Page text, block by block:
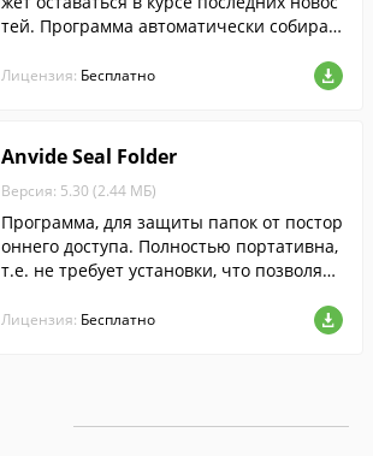
тей. Программа автоматически собирае
ов или блогов.
Лицензия: Бесплатно
Anvide Seal Folder
Версия: 5.30 (2.44 МБ)
Программа, для защиты папок от постор
оннего доступа. Полностью портативна,
т.е. не требует установки, что позволяет
Лицензия: Бесплатно